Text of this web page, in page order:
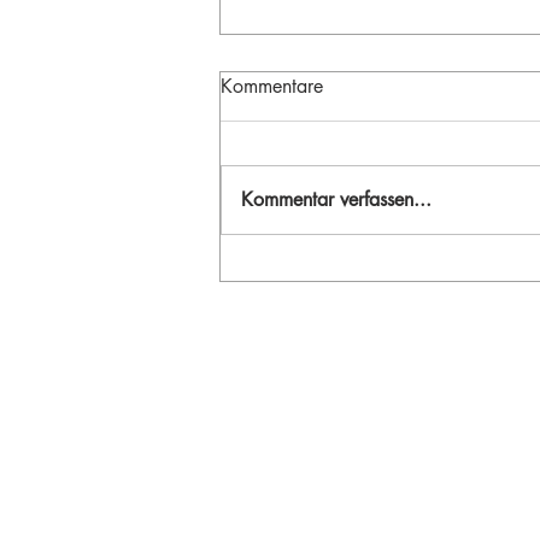
Kommentare
Kommentar verfassen...